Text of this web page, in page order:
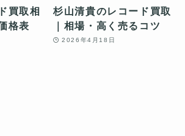
買取相
格表
杉山清貴のレコード買取
｜相場・高く売るコツ
2026年4月18日